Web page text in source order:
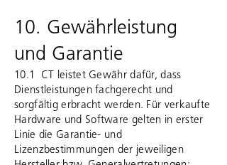
10. Gewährleistung
und Garantie
10.1 CT leistet Gewähr dafür, dass
Dienstleistungen fachgerecht und
sorgfältig erbracht werden. Für verkaufte
Hardware und Software gelten in erster
Linie die Garantie- und
Lizenzbestimmungen der jeweiligen